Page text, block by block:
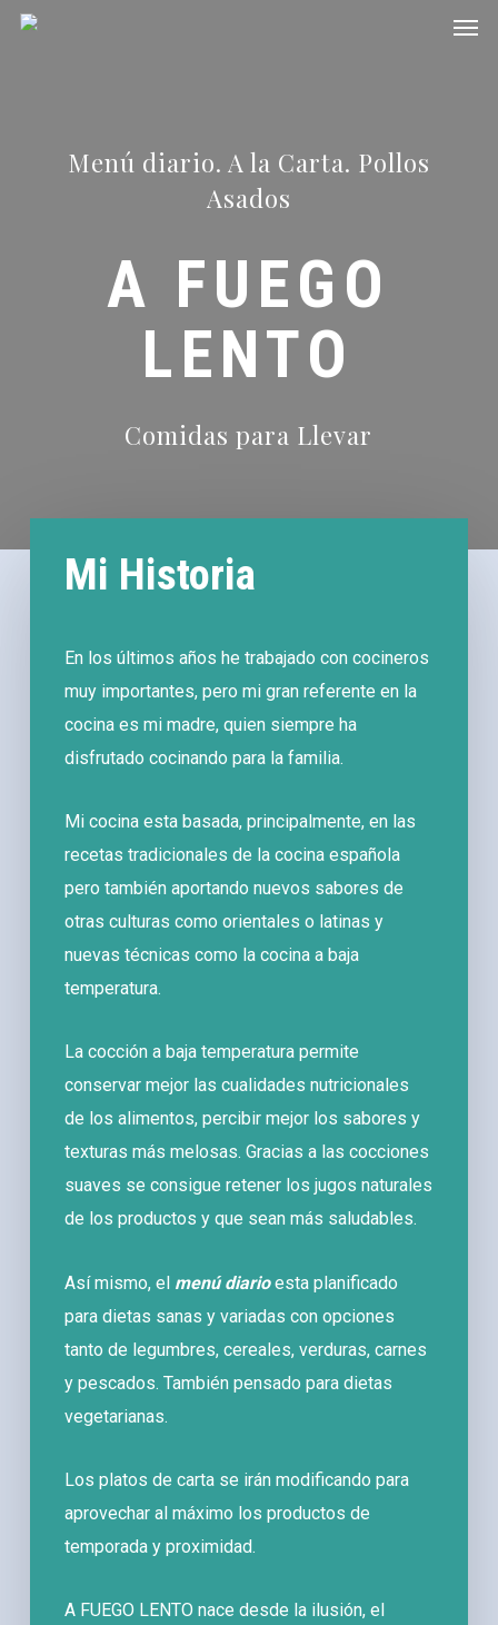
Skip
Menú diario. A la Carta. Pollos
Asados
A FUEGO
LENTO
Comidas para Llevar
Mi Historia
En los últimos años he trabajado con cocineros
muy importantes, pero mi gran referente en la
cocina es mi madre, quien siempre ha
disfrutado cocinando para la familia.
Mi cocina esta basada, principalmente, en las
recetas tradicionales de la cocina española
pero también aportando nuevos sabores de
otras culturas como orientales o latinas y
nuevas técnicas como la cocina a baja
temperatura.
La cocción a baja temperatura permite
conservar mejor las cualidades nutricionales
de los alimentos, percibir mejor los sabores y
texturas más melosas. Gracias a las cocciones
suaves se consigue retener los jugos naturales
de los productos y que sean más saludables.
Así mismo, el menú diarioesta planificado
para dietas sanas y variadas con opciones
tanto de legumbres, cereales, verduras, carnes
y pescados. También pensado para dietas
vegetarianas.
Los platos de carta se irán modificando para
aprovechar al máximo los productos de
temporada y proximidad.
A FUEGO LENTO nace desde la ilusión, el